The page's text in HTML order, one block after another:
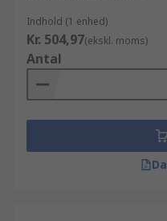
Indhold (1 enhed)
Kr. 504,97(ekskl. moms)
Antal